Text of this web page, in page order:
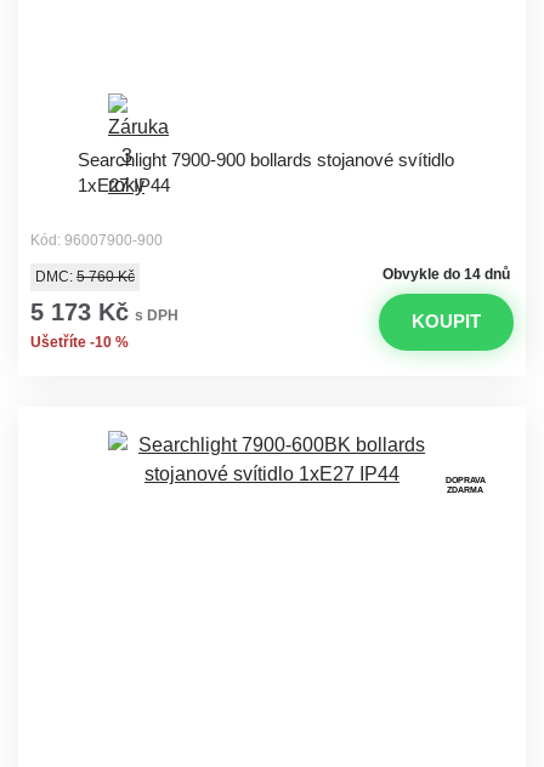
Searchlight 7900-900 bollards stojanové svítidlo
1xE27 IP44
Kód: 96007900-900
Obvykle do 14 dnů
DMC: 5 760 Kč
5 173 Kč s DPH
Ušetříte -10 %
KOUPIT
DOPRAVA
ZDARMA